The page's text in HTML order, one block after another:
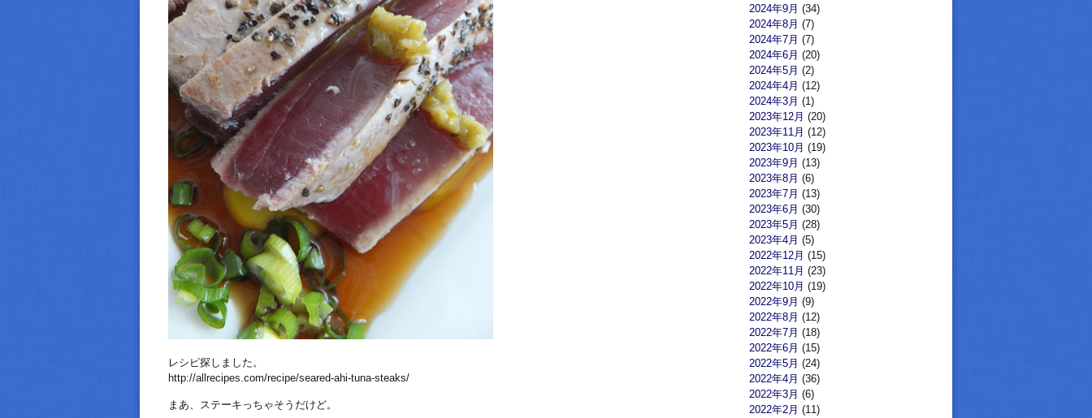
レシピ探しました。
http://allrecipes.com/recipe/seared-ahi-tuna-steaks/
まあ、ステーキっちゃそうだけど。
2024年9月 (34)
2024年8月 (7)
2024年7月 (7)
2024年6月 (20)
2024年5月 (2)
2024年4月 (12)
2024年3月 (1)
2023年12月 (20)
2023年11月 (12)
2023年10月 (19)
2023年9月 (13)
2023年8月 (6)
2023年7月 (13)
2023年6月 (30)
2023年5月 (28)
2023年4月 (5)
2022年12月 (15)
2022年11月 (23)
2022年10月 (19)
2022年9月 (9)
2022年8月 (12)
2022年7月 (18)
2022年6月 (15)
2022年5月 (24)
2022年4月 (36)
2022年3月 (6)
2022年2月 (11)